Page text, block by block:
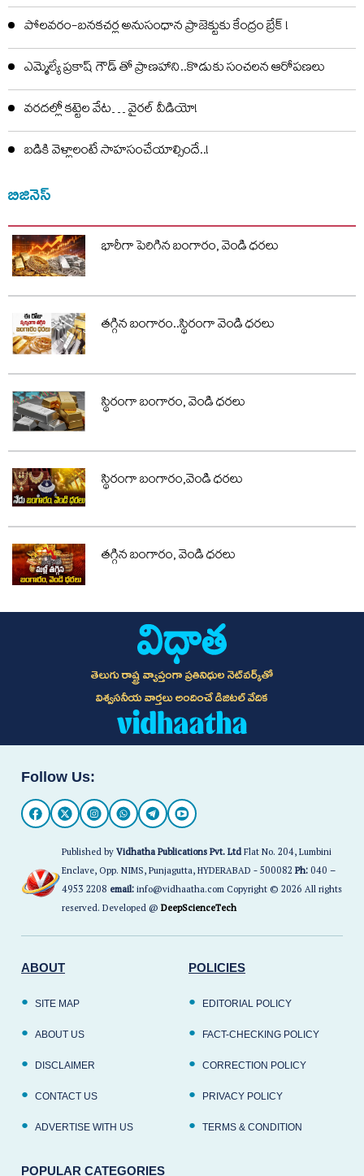
పోలవరం-బనకచర్ల అనుసంధాన ప్రాజెక్టుకు కేంద్రం బ్రేక్ !
ఎమ్మెల్యే ప్రకాష్ గౌడ్ తో ప్రాణహాని..కొడుకు సంచలన ఆరోపణలు
వరదల్లో కట్టెల వేట… వైరల్ వీడియో!
బడికి వెళ్లాలంటే సాహసంచేయాల్సిందే..!
బిజినెస్
భారీగా పెరిగిన బంగారం, వెండి ధరలు
తగ్గిన బంగారం..స్థిరంగా వెండి ధరలు
స్థిరంగా బంగారం, వెండి ధరలు
స్థిరంగా బంగారం,వెండి ధరలు
తగ్గిన బంగారం, వెండి ధరలు
తెలుగు రాష్ట్ర వ్యాప్తంగా ప్రతినిధుల నెట్‌వర్క్‌తో
విశ్వసనీయ వార్తలు అందించే డిజిటల్ వేదిక
Follow Us:
Published byVidhatha Publications Pvt. LtdFlat No. 204, Lumbini
Enclave, Opp. NIMS, Punjagutta, HYDERABAD - 500082Ph:040 –
4953 2208 email:info@vidhaatha.com Copyright © 2026 All rights
reserved. Developed @DeepScienceTech
ABOUT
SITE MAP
ABOUT US
DISCLAIMER
CONTACT US
ADVERTISE WITH US
POLICIES
EDITORIAL POLICY
FACT-CHECKING POLICY
CORRECTION POLICY
PRIVACY POLICY
TERMS & CONDITION
POPULAR CATEGORIES